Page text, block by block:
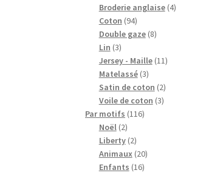
produit
Broderie anglaise 44
Coton 9494
produits
Double gaze 88
Lin 33
produits
Jersey - Maille 1111
Matelassé 33
produits
Satin de coton 22
produits
Voile de coton 33
Par motifs 116116
Noël 22
produits
Liberty 22
produits
Animaux 2020
Enfants 1616